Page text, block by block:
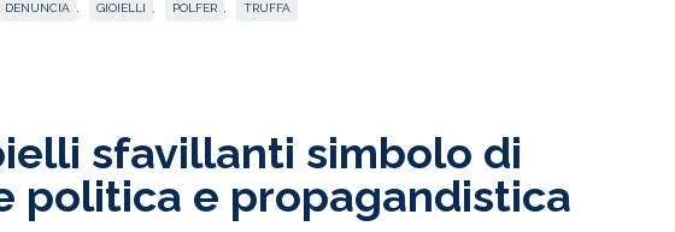
DENUNCIA GIOIELLI POLFER TRUFFA
sfavillanti simbolo di
politica e propagandistica